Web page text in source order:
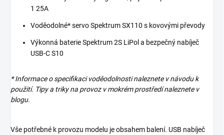
1 25A
Voděodolné* servo Spektrum SX110 s kovovými převody
Výkonná baterie Spektrum 2S LiPol a bezpečný nabíječ
USB-C S10
* Informace o specifikaci voděodolnosti naleznete v návodu k
použití. Tipy a triky na provoz v mokrém prostředí naleznete v
blogu.
Vše potřebné k provozu modelu je obsahem balení. USB nabíječ